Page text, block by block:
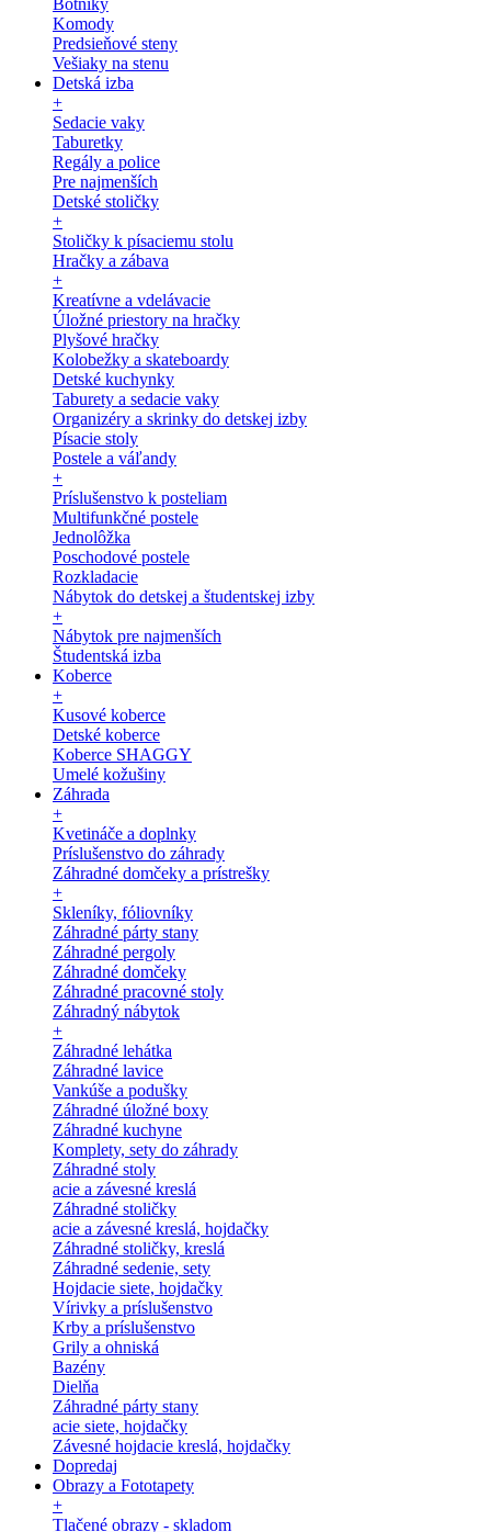
Botníky
Komody
Predsieňové steny
Vešiaky na stenu
Detská izba
+
Sedacie vaky
Taburetky
Regály a police
Pre najmenších
Detské stoličky
+
Stoličky k písaciemu stolu
Hračky a zábava
+
Kreatívne a vdelávacie
Úložné priestory na hračky
Plyšové hračky
Kolobežky a skateboardy
Detské kuchynky
Taburety a sedacie vaky
Organizéry a skrinky do detskej izby
Písacie stoly
Postele a váľandy
+
Príslušenstvo k posteliam
Multifunkčné postele
Jednolôžka
Poschodové postele
Rozkladacie
Nábytok do detskej a študentskej izby
+
Nábytok pre najmenších
Študentská izba
Koberce
+
Kusové koberce
Detské koberce
Koberce SHAGGY
Umelé kožušiny
Záhrada
+
Kvetináče a doplnky
Príslušenstvo do záhrady
Záhradné domčeky a prístrešky
+
Skleníky, fóliovníky
Záhradné párty stany
Záhradné pergoly
Záhradné domčeky
Záhradné pracovné stoly
Záhradný nábytok
+
Záhradné lehátka
Záhradné lavice
Vankúše a podušky
Záhradné úložné boxy
Záhradné kuchyne
Komplety, sety do záhrady
Záhradné stoly
acie a závesné kreslá
Záhradné stoličky
acie a závesné kreslá, hojdačky
Záhradné stoličky, kreslá
Záhradné sedenie, sety
Hojdacie siete, hojdačky
Vírivky a príslušenstvo
Krby a príslušenstvo
Grily a ohniská
Bazény
Dielňa
Záhradné párty stany
acie siete, hojdačky
Závesné hojdacie kreslá, hojdačky
Dopredaj
Obrazy a Fototapety
+
Tlačené obrazy - skladom